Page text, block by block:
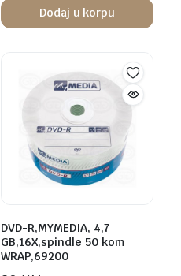
Dodaj u korpu
DVD-R,MYMEDIA, 4,7
GB,16X,spindle 50 kom
WRAP,69200